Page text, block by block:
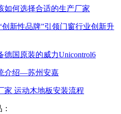
如何选择合适的生产厂家
新性品牌”引领门窗行业创新升
德国原装的威力Unicontrol6
介绍—苏州安嘉
家 运动木地板安装流程